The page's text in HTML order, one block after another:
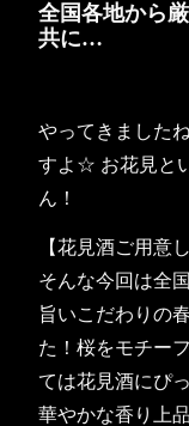
全国各地から
共に…
やってきました
すよ☆ お花見と
ん！
【花見酒ご用意
そんな今回は全
旨いこだわりの
た！桜をモチー
ては花見酒にぴ
華やかな香り上